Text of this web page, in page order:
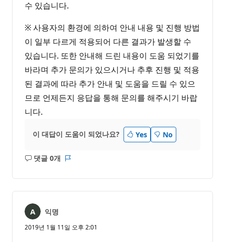
수 있습니다.
※ 사용자의 환경에 의하여 안내 내용 및 진행 방법
이 일부 다르게 적용되어 다른 결과가 발생할 수
있습니다. 또한 안내해 드린 내용이 도움 되었기를
바라며 추가 문의가 있으시거나 추후 진행 및 적용
된 결과에 따라 추가 안내 및 도움을 드릴 수 있으
므로 언제든지 응답을 통해 문의를 해주시기 바랍
니다.
이 대답이 도움이 되었나요? Yes No
댓글 0개
설
음
익명
2019년 1월 11일 오후 2:01